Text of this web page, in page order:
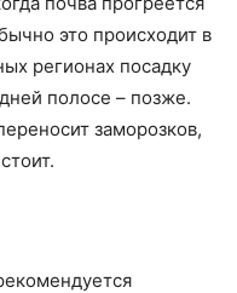
это происходит в
регионах посадку
полосе – позже.
заморозков,